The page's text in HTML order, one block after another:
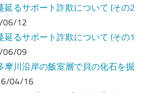
延るサポート詐欺について (その2
06/12
延るサポート詐欺について (その1
06/09
摩川沿岸の飯室層で貝の化石を掘
04/16